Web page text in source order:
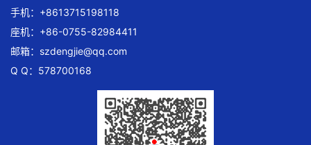
手机：+8613715198118
座机：+86-0755-82984411
邮箱： szdengjie@qq.com
Q Q：578700168